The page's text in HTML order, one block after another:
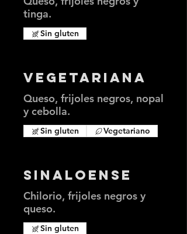
tinga.
Sin gluten
Vegetariana
Queso, frijoles negros, nopal
y cebolla.
Sin gluten Vegetariano
Sinaloense
Chilorio, frijoles negros y
queso.
Sin gluten